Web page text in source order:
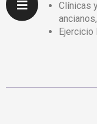
Clínicas
Ejercicio